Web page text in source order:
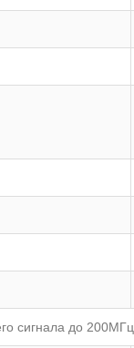
сигнала до 200МГц